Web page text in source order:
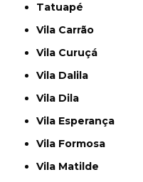
Tatuapé
Vila Carrão
Vila Curuçá
Vila Dalila
Vila Dila
Vila Esperança
Vila Formosa
Vila Matilde